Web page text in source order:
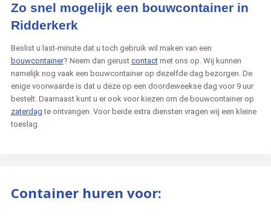
Zo snel mogelijk een bouwcontainer in
Ridderkerk
Beslist u last-minute dat u toch gebruik wil maken van een
bouwcontainer? Neem dan gerust contactmet ons op. Wij kunnen
namelijk nog vaak een bouwcontainer op dezelfde dag bezorgen. De
enige voorwaarde is dat u deze op een doordeweekse dag voor 9 uur
bestelt. Daarnaast kunt u er ook voor kiezen om de bouwcontainer op
zaterdag te ontvangen. Voor beide extra diensten vragen wij een kleine
toeslag.
Container huren voor: